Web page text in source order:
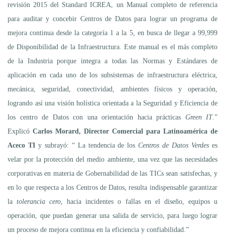
revisión 2015 del Standard ICREA, un Manual completo de referencia
para auditar y concebir Centros de Datos para lograr un programa de
mejora continua desde la categoría 1 a la 5, en busca de llegar a 99,999
de Disponibilidad de la Infraestructura. Este manual es el más completo
de la Industria porque integra a todas las Normas y Estándares de
aplicación en cada uno de los subsistemas de infraestructura eléctrica,
mecánica, seguridad, conectividad, ambientes físicos y operación,
logrando así una visión holística orientada a la Seguridad y Eficiencia de
los centro de Datos con una orientación hacia prácticas Green IT.”
Explicó Carlos Morard, Director Comercial para Latinoamérica de
Aceco TIy subrayó: “ La tendencia de losCentros de Datos Verdes es
velar por la protección del medio ambiente, una vez que las necesidades
corporativas en materia de Gobernabilidad de las TICs sean satisfechas, y
en lo que respecta a los Centros de Datos, resulta indispensable garantizar
latolerancia cero , hacia incidentes o fallas en el diseño, equipos u
operación, que puedan generar una salida de servicio, para luego lograr
un proceso de mejora continua en la eficiencia y confiabilidad.”